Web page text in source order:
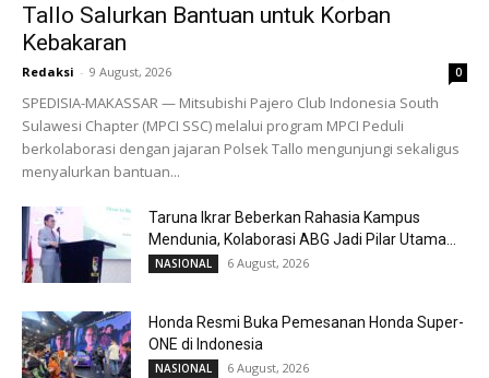
Tallo Salurkan Bantuan untuk Korban
Kebakaran
Redaksi - 9 August, 2026 0
SPEDISIA-MAKASSAR — Mitsubishi Pajero Club Indonesia South
Sulawesi Chapter (MPCI SSC) melalui program MPCI Peduli
berkolaborasi dengan jajaran Polsek Tallo mengunjungi sekaligus
menyalurkan bantuan...
Taruna Ikrar Beberkan Rahasia Kampus
Mendunia, Kolaborasi ABG Jadi Pilar Utama...
NASIONAL 6 August, 2026
Honda Resmi Buka Pemesanan Honda Super-
ONE di Indonesia
NASIONAL 6 August, 2026